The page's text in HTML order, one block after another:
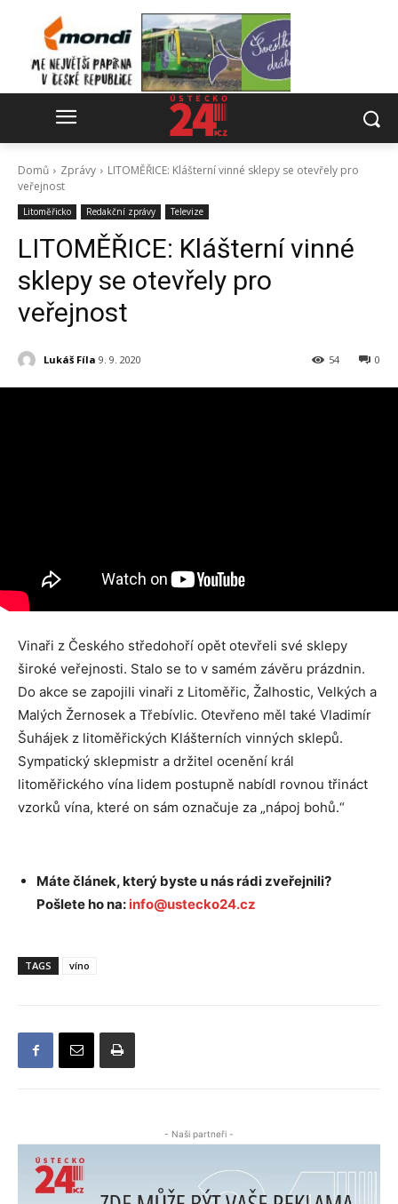
Domů Zprávy
LITOMĚŘICE: Klášterní vinné sklepy se otevřely pro
veřejnost
Litoměřicko Redakční zprávy Televize
LITOMĚŘICE: Klášterní vinné
sklepy se otevřely pro
veřejnost
Lukáš Fíla 9. 9. 2020 0
54
Vinaři z Českého středohoří opět otevřeli své sklepy
široké veřejnosti. Stalo se to v samém závěru prázdnin.
Do akce se zapojili vinaři z Litoměřic, Žalhostic, Velkých a
Malých Žernosek a Třebívlic. Otevřeno měl také Vladimír
Šuhájek z litoměřických Klášterních vinných sklepů.
Sympatický sklepmistr a držitel ocenění král
litoměřického vína lidem postupně nabídl rovnou třináct
vzorků vína, které on sám označuje za „nápoj bohů.“
Máte článek, který byste u nás rádi zveřejnili?
Pošlete ho na: info@ustecko24.cz
TAGS víno
- Naši partneři -